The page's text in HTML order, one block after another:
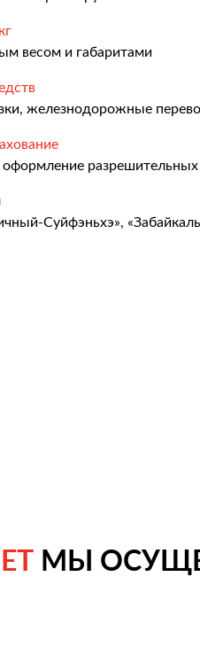
весом и габаритами
железнодорожные
разрешительных
Суйфэньхэ»,
МЫ